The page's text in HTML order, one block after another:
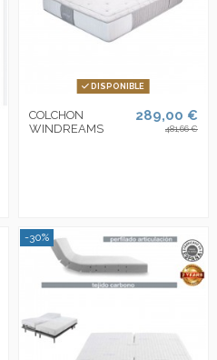
DISPONIBLE
COLCHON
WINDREAMS
289,00 €
481,66 €
-30%